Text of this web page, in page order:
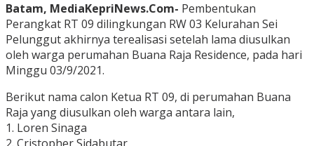
Batam, MediaKepriNews.Com- Pembentukan
Perangkat RT 09 dilingkungan RW 03 Kelurahan Sei
Pelunggut akhirnya terealisasi setelah lama diusulkan
oleh warga perumahan Buana Raja Residence, pada hari
Minggu 03/9/2021.
Berikut nama calon Ketua RT 09, di perumahan Buana
Raja yang diusulkan oleh warga antara lain,
1. Loren Sinaga